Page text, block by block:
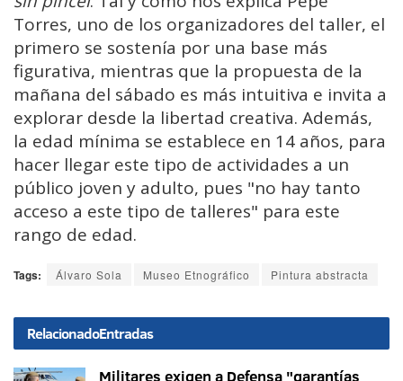
Torres, uno de los organizadores del taller, el
primero se sostenía por una base más
figurativa, mientras que la propuesta de la
mañana del sábado es más intuitiva e invita a
explorar desde la libertad creativa. Además,
la edad mínima se establece en 14 años, para
hacer llegar este tipo de actividades a un
público joven y adulto, pues "no hay tanto
acceso a este tipo de talleres" para este
rango de edad.
Tags: Álvaro Sola Museo Etnográfico Pintura abstracta
RelacionadoEntradas
Militares exigen a Defensa "garantías